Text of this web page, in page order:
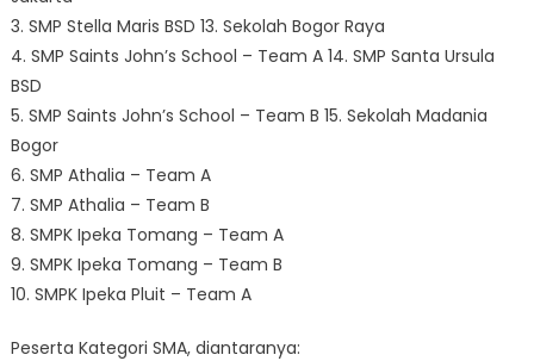
3. SMP Stella Maris BSD 13. Sekolah Bogor Raya
4. SMP Saints John’s School – Team A 14. SMP Santa Ursula
BSD
5. SMP Saints John’s School – Team B 15. Sekolah Madania
Bogor
6. SMP Athalia – Team A
7. SMP Athalia – Team B
8. SMPK Ipeka Tomang – Team A
9. SMPK Ipeka Tomang – Team B
10. SMPK Ipeka Pluit – Team A
Peserta Kategori SMA, diantaranya: